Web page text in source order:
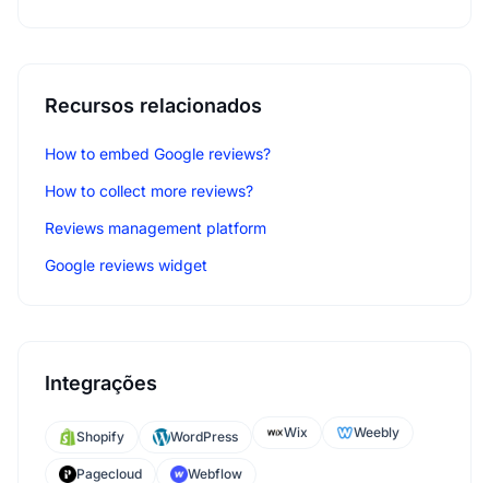
Recursos relacionados
How to embed Google reviews?
How to collect more reviews?
Reviews management platform
Google reviews widget
Integrações
Shopify WordPress Wix Weebly
Pagecloud Webflow